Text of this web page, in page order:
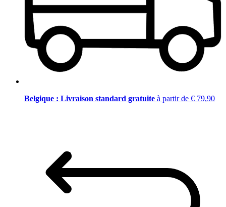
Belgique : Livraison standard gratuite à partir de € 79,90